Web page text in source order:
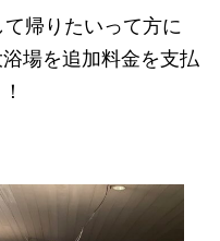
帰りたいって方に
場を追加料金を支払